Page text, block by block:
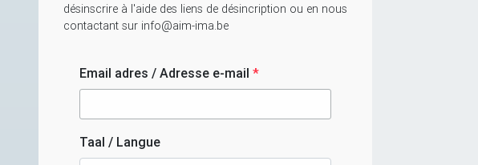
désinscrire à l'aide des liens de désincription ou en nous
contactant sur info@aim-ima.be
Email adres / Adresse e-mail *
Taal / Langue